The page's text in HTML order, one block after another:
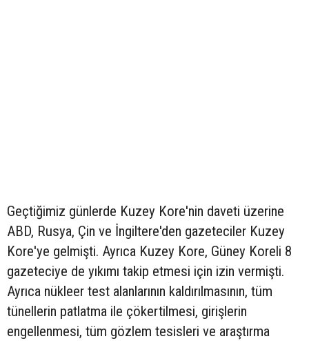
Geçtiğimiz günlerde Kuzey Kore'nin daveti üzerine
ABD, Rusya, Çin ve İngiltere'den gazeteciler Kuzey
Kore'ye gelmişti. Ayrıca Kuzey Kore, Güney Koreli 8
gazeteciye de yıkımı takip etmesi için izin vermişti.
Ayrıca nükleer test alanlarının kaldırılmasının, tüm
tünellerin patlatma ile çökertilmesi, girişlerin
engellenmesi, tüm gözlem tesisleri ve araştırma